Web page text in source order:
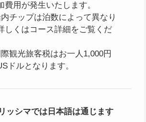
費用が発生いたします。
チップは泊数によって異なり
しくはコース詳細をご覧くだ
観光旅客税はお一人1,000円
ドルとなります。
ッシマでは日本語は通じます